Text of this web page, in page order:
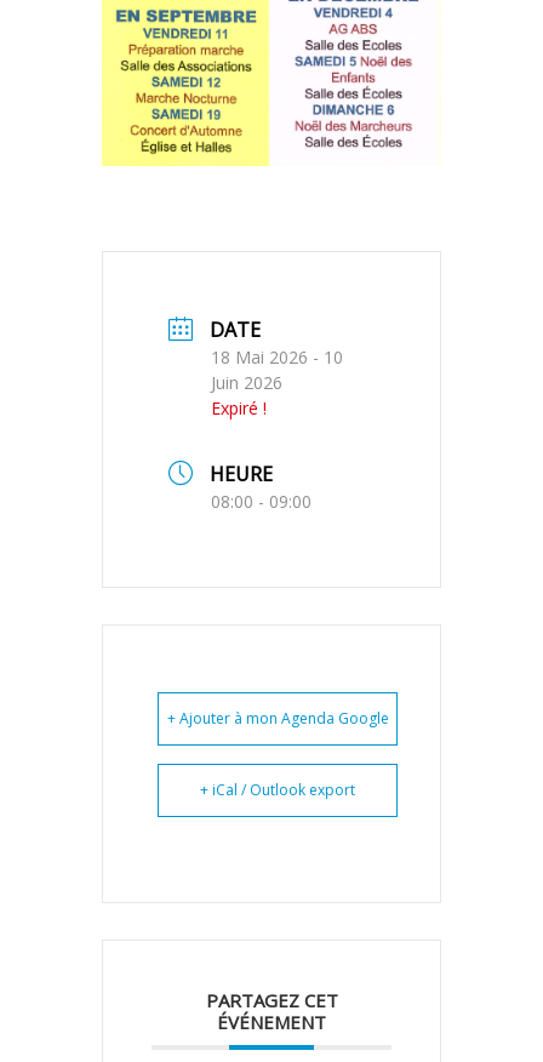
DATE
18 Mai 2026 - 10
Juin 2026
Expiré !
HEURE
08:00 - 09:00
+ Ajouter à mon Agenda Google
+ iCal / Outlook export
PARTAGEZ CET
ÉVÉNEMENT